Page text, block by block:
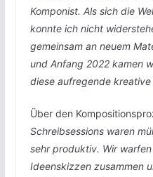
Komponist. Als sich die
konnte ich nicht
gemeinsam an neuem
und Anfang 2022 kamen
diese aufregende kreative
Über den
Schreibsessions waren
sehr produktiv. Wir
Ideenskizzen zusammen